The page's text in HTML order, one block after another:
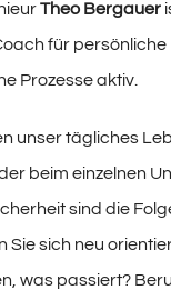
Theo Bergauer
für persönliche
Prozesse aktiv.
unser tägliches
beim einzelnen
sind die
Sie sich neu
was passiert?